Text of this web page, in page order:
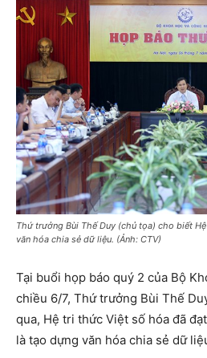
Thứ trưởng Bùi Thế Duy (chủ tọa) cho biết
văn hóa chia sẻ dữ liệu. (Ảnh: CTV)
Tại buổi họp báo quý 2 của Bộ
chiều 6/7, Thứ trưởng Bùi Thế
qua, Hệ tri thức Việt số hóa đã
là tạo dựng văn hóa chia sẻ dữ